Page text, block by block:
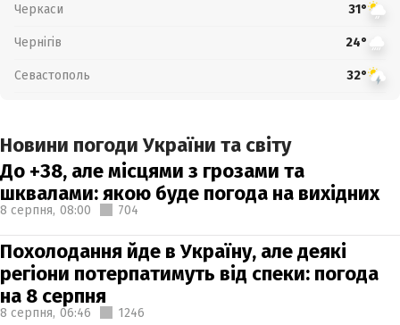
Черкаси 31°
Чернігів 24°
Севастополь 32°
Новини погоди України та світу
До +38, але місцями з грозами та
шквалами: якою буде погода на вихідних
8 серпня, 08:00 704
Похолодання йде в Україну, але деякі
регіони потерпатимуть від спеки: погода
на 8 серпня
8 серпня, 06:46 1246